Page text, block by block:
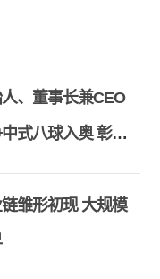
、董事长兼CEO
式八球入奥 彰显
雏形初现 大规模